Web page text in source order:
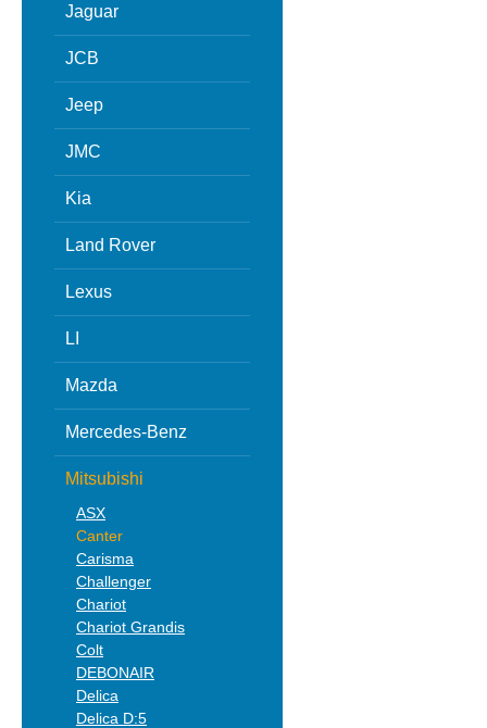
Jaguar
JCB
Jeep
JMC
Kia
Land Rover
Lexus
LI
Mazda
Mercedes-Benz
Mitsubishi
ASX
Canter
Carisma
Challenger
Chariot
Chariot Grandis
Colt
DEBONAIR
Delica
Delica D:5